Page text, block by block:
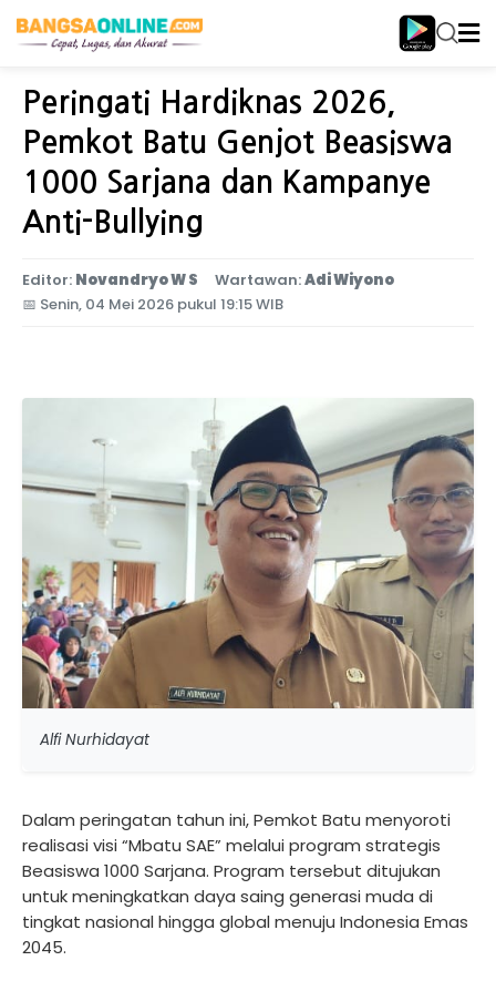
Home Jawa Timur
Peringati Hardiknas 2026,
Pemkot Batu Genjot Beasiswa
1000 Sarjana dan Kampanye
Anti-Bullying
Editor: Novandryo W S Wartawan:Adi Wiyono
📅 Senin, 04 Mei 2026 pukul 19:15 WIB
Alfi Nurhidayat
Dalam peringatan tahun ini, Pemkot Batu menyoroti
realisasi visi “Mbatu SAE” melalui program strategis
Beasiswa 1000 Sarjana. Program tersebut ditujukan
untuk meningkatkan daya saing generasi muda di
tingkat nasional hingga global menuju Indonesia Emas
2045.